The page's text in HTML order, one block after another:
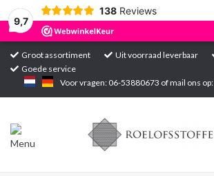
9,7
138 Reviews
Groot assortiment Uit voorraad leverbaar
Goede service
Voor vragen: 06-53880673 of mail ons op:
Home